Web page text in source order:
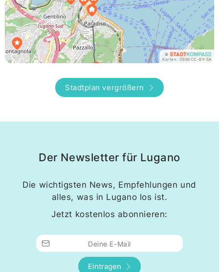
©
Karten: OSM/CC-BY-SA
Stadtplan vergrößern
Der Newsletter für Lugano
Die wichtigsten News, Empfehlungen und
alles, was in Lugano los ist.
Jetzt kostenlos abonnieren:
Deine E-Mail
Eintragen